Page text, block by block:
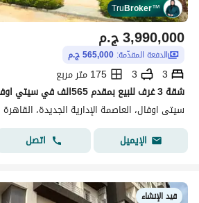
TruBroker™
ج.م3,990,000
الدفعة المقدّمة: 565,000 ج.م
3
3
175 متر مربع
سيتى اوفال، العاصمة الإدارية الجديدة، القاهرة
الإيميل
اتصل
قيد الإنشاء